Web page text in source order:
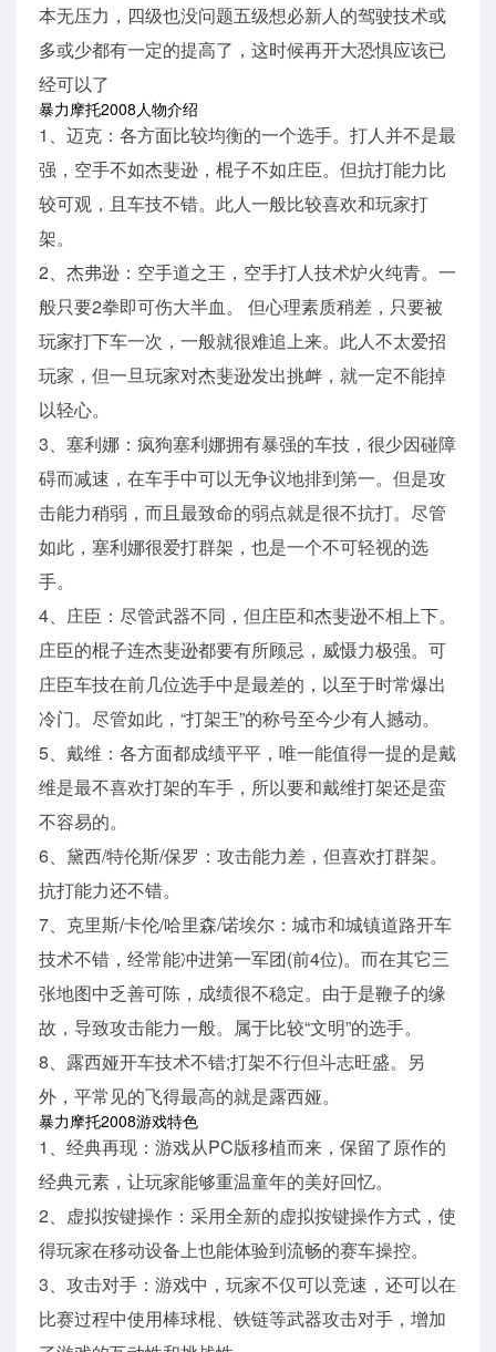
本无压力，四级也没问题五级想必新人的驾驶技术或
多或少都有一定的提高了，这时候再开大恐惧应该已
经可以了
暴力摩托2008人物介绍
1、迈克：各方面比较均衡的一个选手。打人并不是最
强，空手不如杰斐逊，棍子不如庄臣。但抗打能力比
较可观，且车技不错。此人一般比较喜欢和玩家打
架。
2、杰弗逊：空手道之王，空手打人技术炉火纯青。一
般只要2拳即可伤大半血。 但心理素质稍差，只要被
玩家打下车一次，一般就很难追上来。此人不太爱招
玩家，但一旦玩家对杰斐逊发出挑衅，就一定不能掉
以轻心。
3、塞利娜：疯狗塞利娜拥有暴强的车技，很少因碰障
碍而减速，在车手中可以无争议地排到第一。但是攻
击能力稍弱，而且最致命的弱点就是很不抗打。尽管
如此，塞利娜很爱打群架，也是一个不可轻视的选
手。
4、庄臣：尽管武器不同，但庄臣和杰斐逊不相上下。
庄臣的棍子连杰斐逊都要有所顾忌，威慑力极强。可
庄臣车技在前几位选手中是最差的，以至于时常爆出
冷门。尽管如此，“打架王”的称号至今少有人撼动。
5、戴维：各方面都成绩平平，唯一能值得一提的是戴
维是最不喜欢打架的车手，所以要和戴维打架还是蛮
不容易的。
6、黛西/特伦斯/保罗：攻击能力差，但喜欢打群架。
抗打能力还不错。
7、克里斯/卡伦/哈里森/诺埃尔：城市和城镇道路开车
技术不错，经常能冲进第一军团(前4位)。而在其它三
张地图中乏善可陈，成绩很不稳定。由于是鞭子的缘
故，导致攻击能力一般。属于比较“文明”的选手。
8、露西娅开车技术不错;打架不行但斗志旺盛。另
外，平常见的飞得最高的就是露西娅。
暴力摩托2008游戏特色
1、经典再现：游戏从PC版移植而来，保留了原作的
经典元素，让玩家能够重温童年的美好回忆。
2、虚拟按键操作：采用全新的虚拟按键操作方式，使
得玩家在移动设备上也能体验到流畅的赛车操控。
3、攻击对手：游戏中，玩家不仅可以竞速，还可以在
比赛过程中使用棒球棍、铁链等武器攻击对手，增加